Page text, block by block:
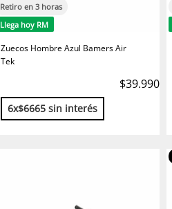
Retiro en 3 horas
Llega hoy RM
Zuecos Hombre Azul Bamers Air
Tek
$39.990
6x$6665 sin interés